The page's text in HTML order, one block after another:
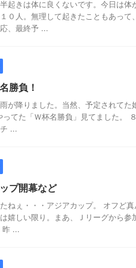
起きは体に良くないです。今日は
０人。無理して起きたこともあっ
、最終予 ...
勝負！
が降りました。当然、予定されて
ってた「Ｗ杯名勝負」見てました。
...
プ開幕など
ねぇ・・・アジアカップ。 オフど
嬉しい限り。まあ、Ｊリーグから
昨 ...